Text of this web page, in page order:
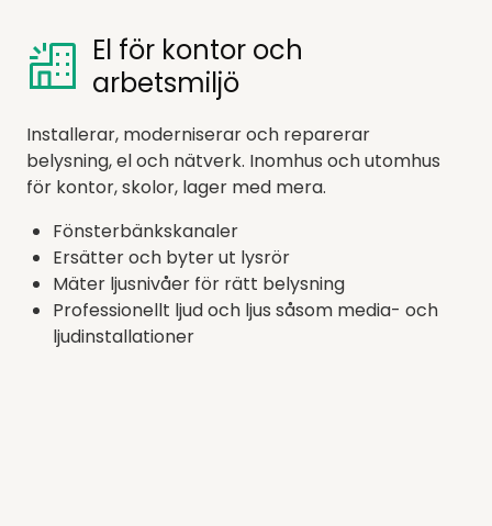
El för kontor och
arbetsmiljö
Installerar, moderniserar och reparerar
belysning, el och nätverk. Inomhus och utomhus
för kontor, skolor, lager med mera.
Fönsterbänkskanaler
Ersätter och byter ut lysrör
Mäter ljusnivåer för rätt belysning
Professionellt ljud och ljus såsom media- och
ljudinstallationer